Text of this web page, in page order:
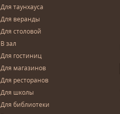
Для таунхауса
Для веранды
Для столовой
В зал
Для гостиниц
Для магазинов
Для ресторанов
Для школы
Для библиотеки